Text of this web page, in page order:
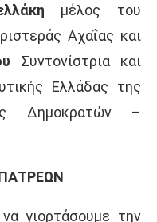
μέλος του
Αχαΐας και
Συντονίστρια και
Ελλάδας της
Δημοκρατών –
γιορτάσουμε την